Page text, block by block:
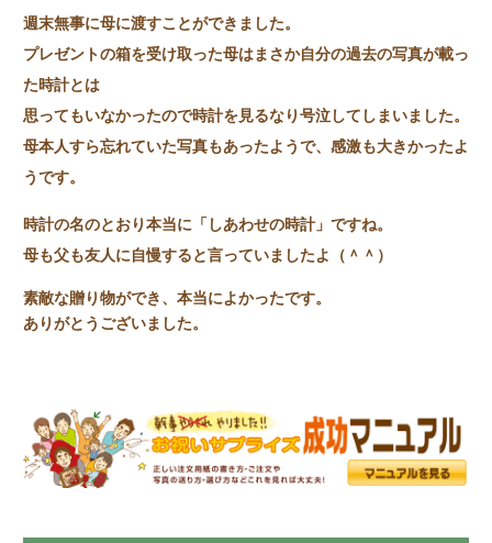
週末無事に母に渡すことができました。
プレゼントの箱を受け取った母はまさか自分の過去の写真が載っ
た時計とは
思ってもいなかったので時計を見るなり号泣してしまいました。
母本人すら忘れていた写真もあったようで、感激も大きかったよ
うです。
時計の名のとおり本当に「しあわせの時計」ですね。
母も父も友人に自慢すると言っていましたよ（＾＾）
素敵な贈り物ができ、本当によかったです。
ありがとうございました。